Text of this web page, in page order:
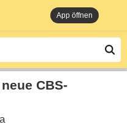
App öffnen
CBS-